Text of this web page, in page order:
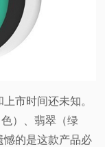
市时间还未知。
）、翡翠（绿
憾的是这款产品必